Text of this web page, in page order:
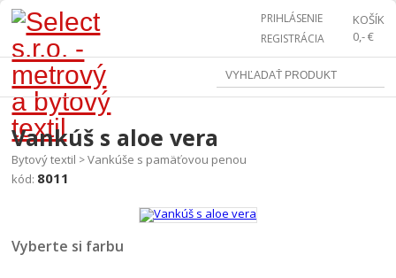
KOŠÍK
0,- €
PRIHLÁSENIE
REGISTRÁCIA
Vankúš s aloe vera
Bytový textil >Vankúše s pamäťovou penou
kód: 8011
Vyberte si farbu